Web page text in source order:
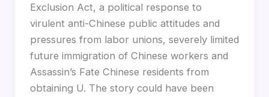
Exclusion Act, a political response to
virulent anti-Chinese public attitudes and
pressures from labor unions, severely limited
future immigration of Chinese workers and
Assassin’s Fate Chinese residents from
obtaining U. The story could have been